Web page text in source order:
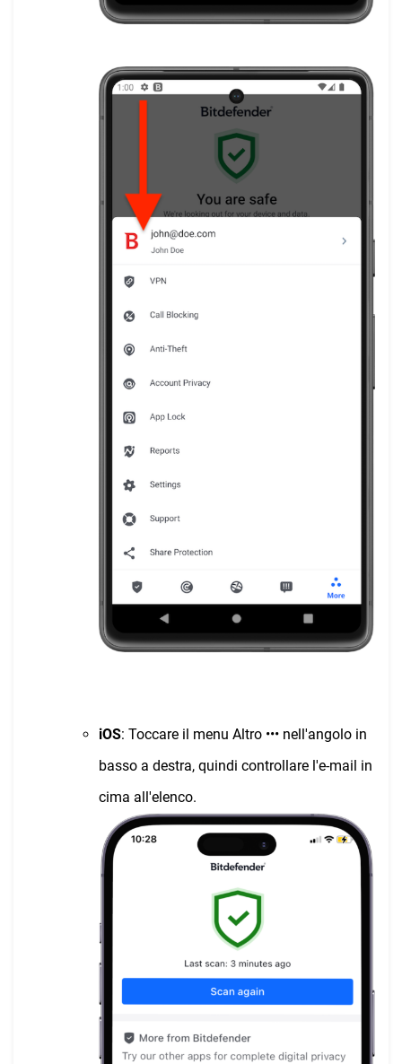
iOS: Toccare il menu Altro ••• nell'angolo in
basso a destra, quindi controllare l'e-mail in
cima all'elenco.